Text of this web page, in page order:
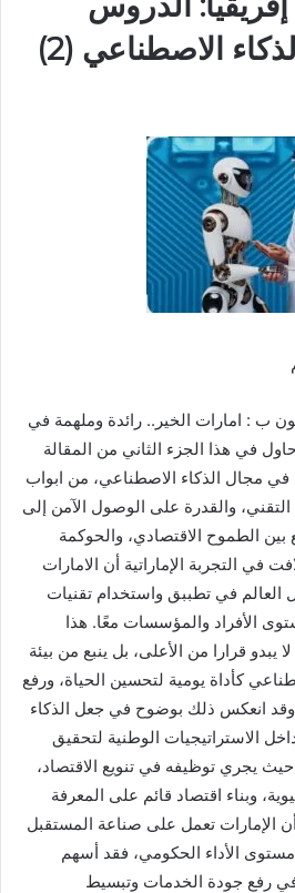
الاصطناعي (2)
ب : امارات الخير.. رائدة وملهمة في
في هذا الجزء الثاني من المقالة
في مجال الذكاء الاصطناعي، من ابواب
التقني، والقدرة على الوصول الآمن إلى
بين الطموح الاقتصادي، والحوكمة
في التجربة الإماراتية أن الامارات
في تطببق واستخدام تقنيات
الأفراد والمؤسسات معًا. هذا
يبدو قرارا من الأعلى، بل ينبع من بيئة
كأداة يومية لتحسين الحياة، ورفع
انعكس ذلك بوضوح في جعل الذكاء
الاستراتيجيات الوطنية لتحقيق
حيث يجري توظيفه في تنويع الاقتصاد،
وبناء اقتصاد قائم على المعرفة
أن الإمارات تعمل على صناعة المستقبل
الأداء الحكومي، فقد أسهم
رفع جودة الخدمات وتبسيط